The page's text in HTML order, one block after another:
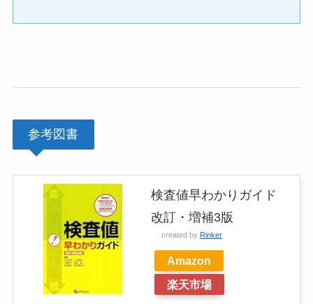
参考図書
検査値早わかりガイド
改訂・増補3版
created by Rinker
Amazon
楽天市場